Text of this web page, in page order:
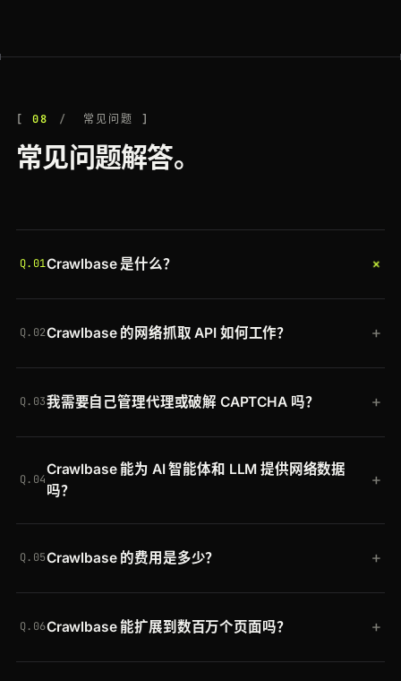
08 常见问题
常见问题解答。
Q.01Crawlbase 是什么？ +
基础设施。它让你能够爬取和抓取任何网站，并通过
取器、Cloud Storage，以及面向 AI 智能体的
Q.02Crawlbase 的网络抓取 API 如何工作？ +
正确地理位置的轮换住宅代理路由请求，在需要
Q.03我需要自己管理代理或破解 CAPTCHA 吗？ +
理全都在平台内部运行。你发送一个 URL，即可获得
结构化数据。没有什么需要拼接，网站更改反爬配置
Q.04
Crawlbase 能为 AI 智能体和 LLM 提供网络数据
吗？
+
Context Protocol 为 AI 智能体和 LLM 提供实时、结
Q.05Crawlbase 的费用是多少？ +
用卡。付费套餐随用量在 Crawling API、Smart AI
Q.06Crawlbase 能扩展到数百万个页面吗？ +